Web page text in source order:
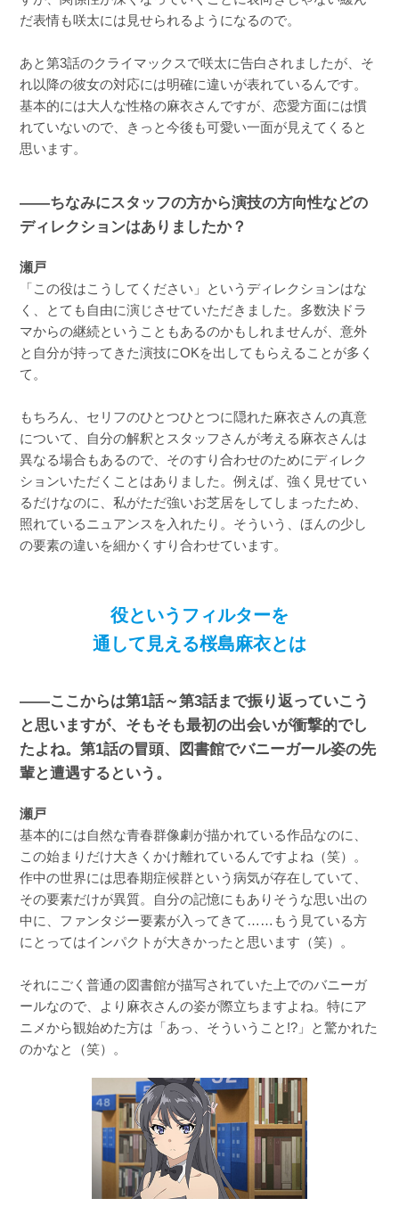
だ表情も咲太には見せられるようになるので。
あと第3話のクライマックスで咲太に告白されましたが、そ
れ以降の彼女の対応には明確に違いが表れているんです。
基本的には大人な性格の麻衣さんですが、恋愛方面には慣
れていないので、きっと今後も可愛い一面が見えてくると
思います。
――ちなみにスタッフの方から演技の方向性などの
ディレクションはありましたか？
瀬戸
「この役はこうしてください」というディレクションはな
く、とても自由に演じさせていただきました。多数決ドラ
マからの継続ということもあるのかもしれませんが、意外
と自分が持ってきた演技にOKを出してもらえることが多く
て。
もちろん、セリフのひとつひとつに隠れた麻衣さんの真意
について、自分の解釈とスタッフさんが考える麻衣さんは
異なる場合もあるので、そのすり合わせのためにディレク
ションいただくことはありました。例えば、強く見せてい
るだけなのに、私がただ強いお芝居をしてしまったため、
照れているニュアンスを入れたり。そういう、ほんの少し
の要素の違いを細かくすり合わせています。
役というフィルターを
通して見える桜島麻衣とは
――ここからは第1話～第3話まで振り返っていこう
と思いますが、そもそも最初の出会いが衝撃的でし
たよね。第1話の冒頭、図書館でバニーガール姿の先
輩と遭遇するという。
瀬戸
基本的には自然な青春群像劇が描かれている作品なのに、
この始まりだけ大きくかけ離れているんですよね（笑）。
作中の世界には思春期症候群という病気が存在していて、
その要素だけが異質。自分の記憶にもありそうな思い出の
中に、ファンタジー要素が入ってきて……もう見ている方
にとってはインパクトが大きかったと思います（笑）。
それにごく普通の図書館が描写されていた上でのバニーガ
ールなので、より麻衣さんの姿が際立ちますよね。特にア
ニメから観始めた方は「あっ、そういうこと!?」と驚かれた
のかなと（笑）。